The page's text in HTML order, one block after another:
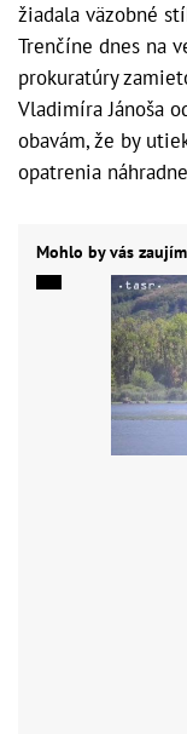
žiadala väzobné
Trenčíne dnes na
prokuratúry
Vladimíra Jánoša
obavám, že by
opatrenia
Mohlo by vás